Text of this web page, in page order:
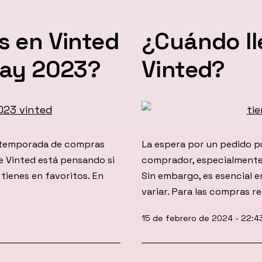
en Vinted
2023?
de compras
Vinted está pensando si
en favoritos. En
¿Cuándo
Vinted?
La espera por un pedido
comprador,
Sin embargo, es esencial
variar. Para las compras
Publicada
15 de febrero de 2024 -